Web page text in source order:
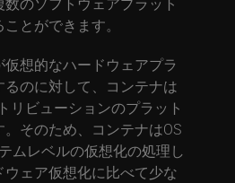
とができます。
想的なハードウェアプラ
るのに対して、コンテナは
リビューションのプラット
そのため、コンテナはOS
ムレベルの仮想化の処理し
ェア仮想化に比べて少な